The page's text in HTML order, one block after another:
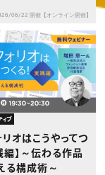
ア
06/22 開催【オンライン開催】
ィブ
オはこうやってつ
編】～伝わる作品
る構成術～